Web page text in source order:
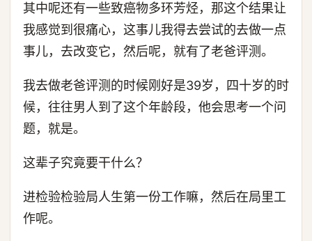
其中呢还有一些致癌物多环芳烃，那这个结果让
我感觉到很痛心，这事儿我得去尝试的去做一点
事儿，去改变它，然后呢，就有了老爸评测。
我去做老爸评测的时候刚好是39岁，四十岁的时
候，往往男人到了这个年龄段，他会思考一个问
题，就是。
这辈子究竟要干什么？
进检验检验局人生第一份工作嘛，然后在局里工
作呢。